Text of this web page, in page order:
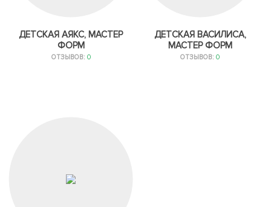
ДЕТСКАЯ АЯКС, МАСТЕР
ФОРМ
ОТЗЫВОВ: 0
ДЕТСКАЯ ВАСИЛИСА,
МАСТЕР ФОРМ
ОТЗЫВОВ:0